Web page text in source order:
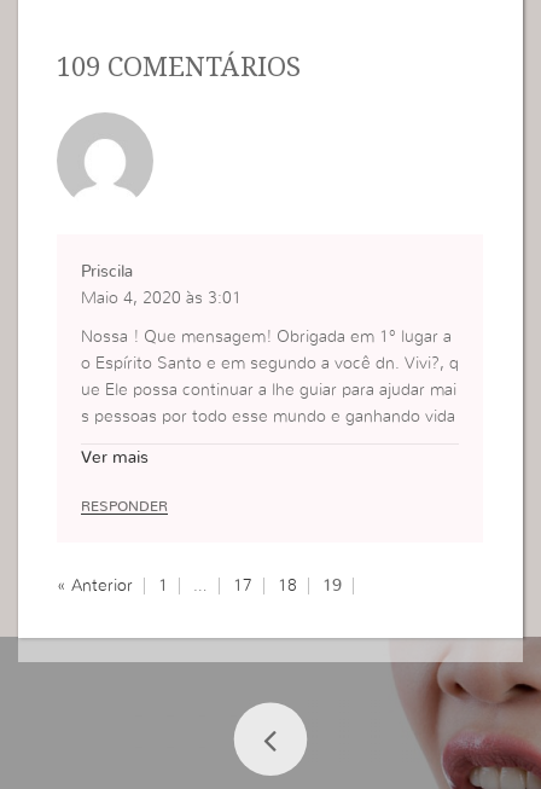
109 COMENTÁRIOS
Priscila
Maio 4, 2020 às 3:01
Nossa ! Que mensagem! Obrigada em 1° lugar a
o Espírito Santo e em segundo a você dn. Vivi?, q
ue Ele possa continuar a lhe guiar para ajudar mai
s pessoas por todo esse mundo e ganhando vida
Ver mais
RESPONDER
« Anterior 1 … 17 18 19